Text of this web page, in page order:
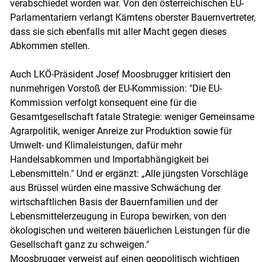
verabschiedet worden war. Von den österreichischen EU-
Parlamentariern verlangt Kärntens oberster Bauernvertreter,
dass sie sich ebenfalls mit aller Macht gegen dieses
Abkommen stellen.
Auch LKÖ-Präsident Josef Moosbrugger kritisiert den
nunmehrigen Vorstoß der EU-Kommission: "Die EU-
Kommission verfolgt konsequent eine für die
Gesamtgesellschaft fatale Strategie: weniger Gemeinsame
Agrarpolitik, weniger Anreize zur Produktion sowie für
Umwelt- und Klimaleistungen, dafür mehr
Handelsabkommen und Importabhängigkeit bei
Lebensmitteln." Und er ergänzt: „Alle jüngsten Vorschläge
aus Brüssel würden eine massive Schwächung der
wirtschaftlichen Basis der Bauernfamilien und der
Lebensmittelerzeugung in Europa bewirken, von den
ökologischen und weiteren bäuerlichen Leistungen für die
Gesellschaft ganz zu schweigen."
Moosbrugger verweist auf einen geopolitisch wichtigen